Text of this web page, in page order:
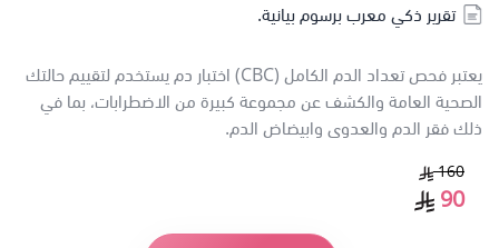
تقرير ذكي معرب برسوم بيانية.
يعتبر فحص تعداد الدم الكامل (CBC) اختبار دم يستخدم لتقييم حالتك
الصحية العامة والكشف عن مجموعة كبيرة من الاضطرابات، بما في
ذلك فقر الدم والعدوى وابيضاض الدم.
160
90